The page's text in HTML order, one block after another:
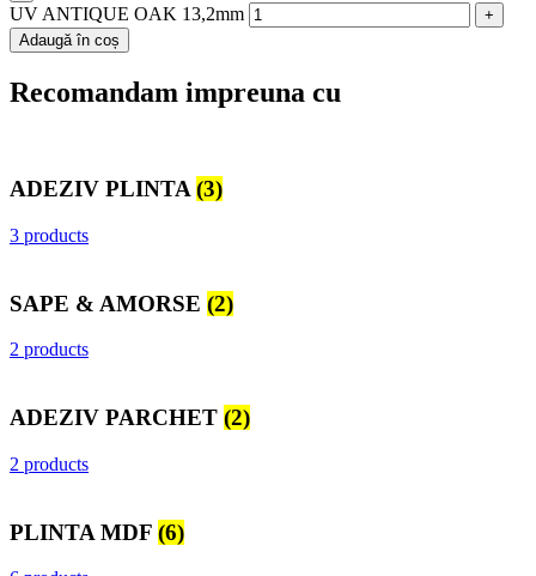
UV ANTIQUE OAK 13,2mm
Adaugă în coș
Recomandam impreuna cu
ADEZIV PLINTA(3)
3 products
SAPE & AMORSE (2)
2 products
ADEZIV PARCHET (2)
2 products
PLINTA MDF (6)